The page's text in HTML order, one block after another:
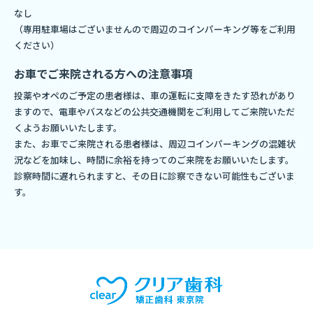
なし
（専用駐車場はございませんので周辺のコインパーキング等をご利用
ください）
お車でご来院される方への注意事項
投薬やオペのご予定の患者様は、車の運転に支障をきたす恐れがあり
ますので、電車やバスなどの公共交通機関をご利用してご来院いただ
くようお願いいたします。
また、お車でご来院される患者様は、周辺コインパーキングの混雑状
況などを加味し、時間に余裕を持ってのご来院をお願いいたします。
診察時間に遅れられますと、その日に診察できない可能性もございま
す。